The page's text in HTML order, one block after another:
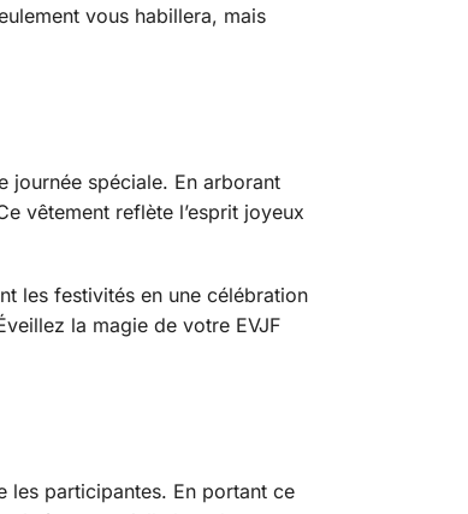
vous habillera, mais
journée spéciale. En arborant
vêtement reflète l’esprit joyeux
les festivités en une célébration
la magie de votre EVJF
les participantes. En portant ce